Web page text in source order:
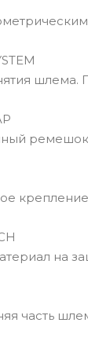
шлема.
на
часть